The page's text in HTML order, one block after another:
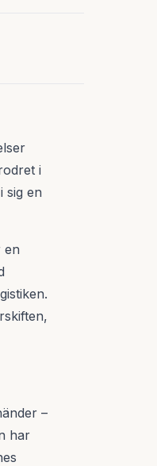
i
sig en
en
–
har